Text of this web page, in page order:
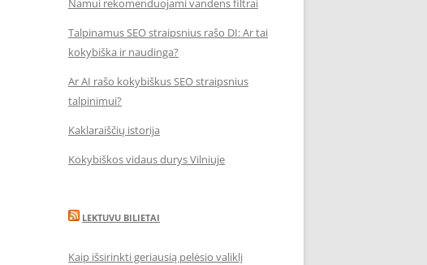
Namui rekomenduojami vandens filtrai
Talpinamus SEO straipsnius rašo DI: Ar tai
kokybiška ir naudinga?
Ar AI rašo kokybiškus SEO straipsnius
talpinimui?
Kaklaraiščių istorija
Kokybiškos vidaus durys Vilniuje
LEKTUVU BILIETAI
Kaip išsirinkti geriausią pelėsio valiklį